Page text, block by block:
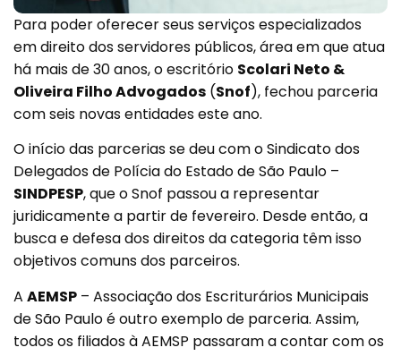
Para poder oferecer seus serviços especializados
em direito dos servidores públicos, área em que atua
há mais de 30 anos, o escritório Scolari Neto &
Oliveira Filho Advogados (Snof), fechou parceria
com seis novas entidades este ano.
O início das parcerias se deu com o Sindicato dos
Delegados de Polícia do Estado de São Paulo –
SINDPESP, que o Snof passou a representar
juridicamente a partir de fevereiro. Desde então, a
busca e defesa dos direitos da categoria têm isso
objetivos comuns dos parceiros.
A AEMSP – Associação dos Escriturários Municipais
de São Paulo é outro exemplo de parceria. Assim,
todos os filiados à AEMSP passaram a contar com os